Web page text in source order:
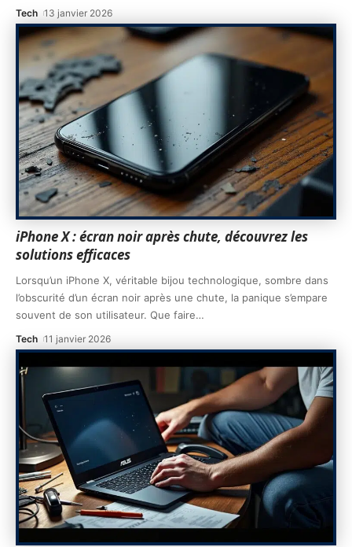
Tech 13 janvier 2026
iPhone X : écran noir après chute, découvrez les
solutions efficaces
Lorsqu’un iPhone X, véritable bijou technologique, sombre dans
l’obscurité d’un écran noir après une chute, la panique s’empare
souvent de son utilisateur. Que faire…
Tech 11 janvier 2026